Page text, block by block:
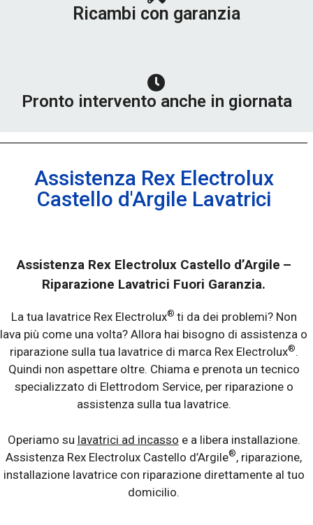
Ricambi con garanzia
Pronto intervento anche in giornata
Assistenza Rex Electrolux
Castello d'Argile Lavatrici
Assistenza Rex Electrolux Castello d’Argile –
Riparazione Lavatrici Fuori Garanzia.
La tua lavatrice Rex Electrolux® ti da dei problemi? Non
lava più come una volta? Allora hai bisogno di assistenza o
riparazione sulla tua lavatrice di marca Rex Electrolux®.
Quindi non aspettare oltre. Chiama e prenota un tecnico
specializzato di Elettrodom Service, per riparazione o
assistenza sulla tua lavatrice.
Operiamo su lavatrici ad incasso e a libera installazione.
Assistenza Rex Electrolux Castello d’Argile®, riparazione,
installazione lavatrice con riparazione direttamente al tuo
domicilio.